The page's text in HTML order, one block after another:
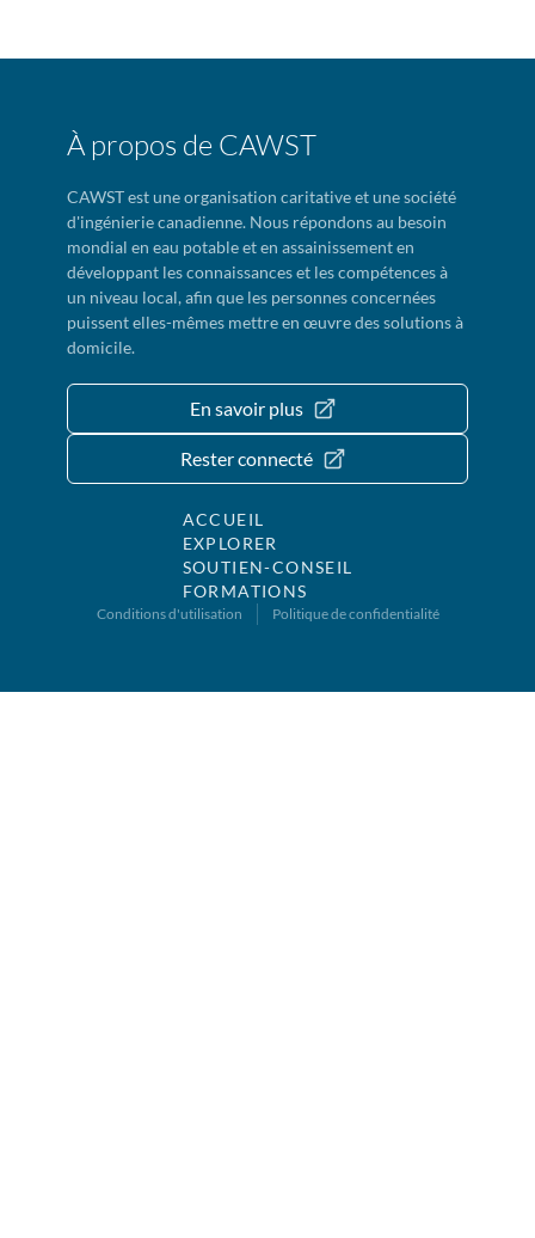
À propos de CAWST
CAWST est une organisation caritative et une société
d'ingénierie canadienne. Nous répondons au besoin
mondial en eau potable et en assainissement en
développant les connaissances et les compétences à
un niveau local, afin que les personnes concernées
puissent elles-mêmes mettre en œuvre des solutions à
domicile.
En savoir plus
Rester connecté
ACCUEIL
EXPLORER
SOUTIEN-CONSEIL
FORMATIONS
Conditions d'utilisation Politique de confidentialité